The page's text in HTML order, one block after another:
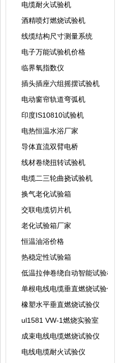
电缆耐火试验机
酒精喷灯燃烧试验机
线缆结构尺寸测量系统
电子万能试验机价格
临界氧指数仪
插头插座六组摇摆试验机
电动窗帘轨道弯弧机
印度IS10810试验机
电热恒温水浴厂家
导体直流双臂电桥
线材卷绕扭转试验机
电缆二三轮曲挠试验机
换气老化试验箱
交联电缆切片机
老化试验箱厂家
恒温油浴价格
热稳定性试验箱
低温拉伸卷绕自动智能试验机
单根电线电缆垂直燃烧试验仪
橡塑水平垂直燃烧试验仪
ul1581 VW-1燃烧实验室
成束电线电缆燃烧试验仪
电线电缆耐火试验仪